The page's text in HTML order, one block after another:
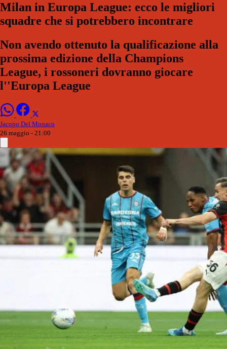
Milan in Europa League: ecco le migliori
squadre che si potrebbero incontrare
Non avendo ottenuto la qualificazione alla
prossima edizione della Champions
League, i rossoneri dovranno giocare
l''Europa League
Jacopo Del Monaco
26 maggio - 21:00